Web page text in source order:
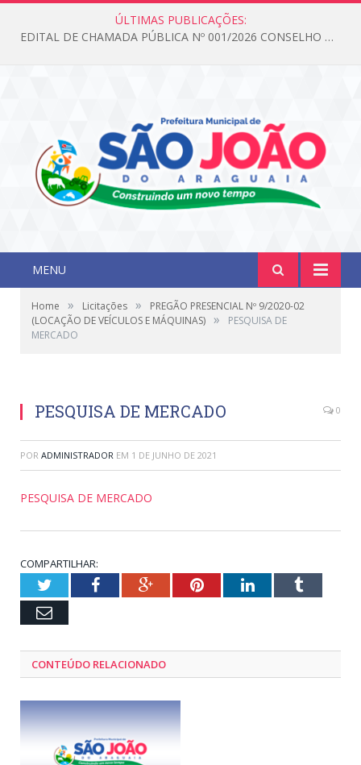
ÚLTIMAS PUBLICAÇÕES:
EDITAL DE CHAMADA PÚBLICA Nº 001/2026 CONSELHO DOS DIREITOS DA CRIANÇA E DO ADOLESCENTE
MENU
Home » Licitações »
PREGÃO PRESENCIAL Nº 9/2020-02
(LOCAÇÃO DE VEÍCULOS E MÁQUINAS) »
PESQUISA DE
MERCADO
PESQUISA DE MERCADO 0
POR ADMINISTRADOR EM 1 DE JUNHO DE 2021
PESQUISA DE MERCADO
COMPARTILHAR:
TwitterFacebookGoogle+PinterestLinkedInTumblr
Email
CONTEÚDO RELACIONADO